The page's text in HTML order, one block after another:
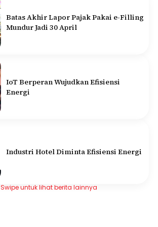
Batas Akhir Lapor Pajak Pakai e-Filling
Mundur Jadi 30 April
IoT Berperan Wujudkan Efisiensi
Energi
Industri Hotel Diminta Efisiensi Energi
Swipe untuk lihat berita lainnya